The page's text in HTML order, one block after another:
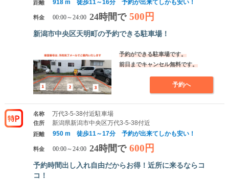
距離 918 m 徒歩11～16分 予約が出来てしかも安い！
料金 00:00～24:00 24時間で 500円
新潟市中央区天明町の予約できる駐車場！
予約ができる駐車場です。
前日までキャンセル無料です。
予約へ
名称 万代3-5-38付近駐車場
住所 新潟県新潟市中央区万代3-5-38付近
距離 950 m 徒歩11～17分 予約が出来てしかも安い！
料金 00:00～24:00 24時間で 600円
予約時間出し入れ自由だからお得！近所に来るならコ
コ！